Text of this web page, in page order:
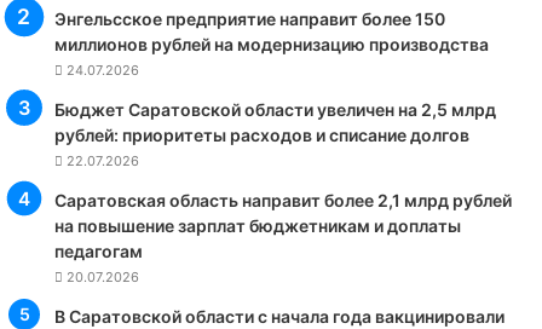
Энгельсское предприятие направит более 150
миллионов рублей на модернизацию производства
24.07.2026
Бюджет Саратовской области увеличен на 2,5 млрд
рублей: приоритеты расходов и списание долгов
22.07.2026
Саратовская область направит более 2,1 млрд рублей
на повышение зарплат бюджетникам и доплаты
педагогам
20.07.2026
В Саратовской области с начала года вакцинировали